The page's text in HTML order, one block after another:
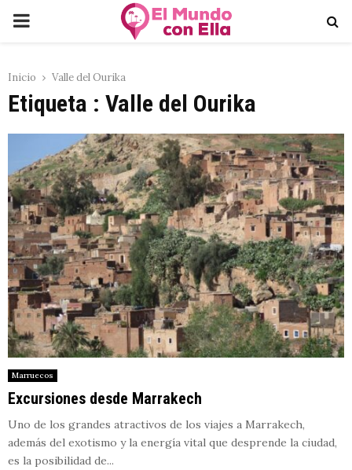
PRIMARY
Inicio Valle del Ourika
Etiqueta : Valle del Ourika
Marruecos
Excursiones desde Marrakech
Uno de los grandes atractivos de los viajes a Marrakech,
además del exotismo y la energía vital que desprende la ciudad,
es la posibilidad de...